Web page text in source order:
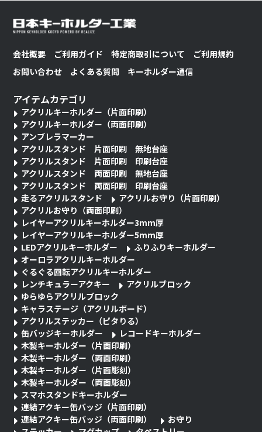
会社概要 ご利用ガイド 特定商取引について
ご利用規約
お問い合わせ
よくある質問 キーホルダー通信
アイテムカテゴリ
アクリルキーホルダー（片面印刷）
アクリルキーホルダー（両面印刷）
アンブレラマーカー
アクリルスタンド 片面印刷 無地台座
アクリルスタンド 片面印刷 印刷台座
アクリルスタンド 両面印刷 無地台座
アクリルスタンド 両面印刷 印刷台座
走るアクリルスタンド
アクリルお守り（片面印刷）
アクリルお守り（両面印刷）
レイヤーアクリルキーホルダー3mm厚
レイヤーアクリルキーホルダー5mm厚
LEDアクリルキーホルダー
ふりふりキーホルダー
オーロラアクリルキーホルダー
ぐるぐる回転アクリルキーホルダー
レンチキュラーアクキー
アクリルブロック
ゆらゆらアクリルブロック
キャラステージ（アクリルボード）
アクリルステッカー（ピタりる）
缶バッジキーホルダー
レコードキーホルダー
木製キーホルダー（片面印刷）
木製キーホルダー（両面印刷）
木製キーホルダー（片面彫刻）
木製キーホルダー（両面彫刻）
スマホスタンドキーホルダー
連結アクキー缶バッジ（片面印刷）
連結アクキー缶バッジ（両面印刷）
お守り